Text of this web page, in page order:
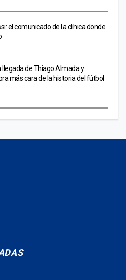
el comunicado de la clínica donde
llegada de Thiago Almada y
más cara de la historia del fútbol